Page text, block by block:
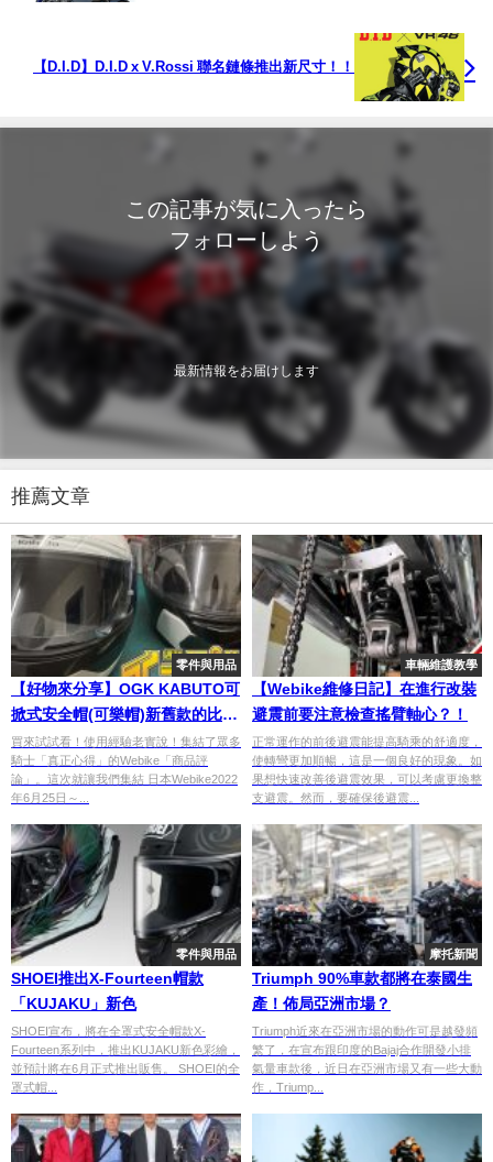
【D.I.D】D.I.D x V.Rossi 聯名鏈條推出新尺寸！！
この記事が気に入ったら
フォローしよう
最新情報をお届けします
推薦文章
零件與用品
【好物來分享】OGK KABUTO可
掀式安全帽(可樂帽)新舊款的比
較！
買來試試看！使用經驗老實說！集結了眾多
騎士「真正心得」的Webike「商品評
論」。這次就讓我們集結 日本Webike2022
年6月25日～...
車輛維護教學
【Webike維修日記】在進行改裝
避震前要注意檢查搖臂軸心？！
正常運作的前後避震能提高騎乘的舒適度，
使轉彎更加順暢，這是一個良好的現象。如
果想快速改善後避震效果，可以考慮更換整
支避震。然而，要確保後避震...
零件與用品
SHOEI推出X-Fourteen帽款
「KUJAKU」新色
SHOEI宣布，將在全罩式安全帽款X-
Fourteen系列中，推出KUJAKU新色彩繪，
並預計將在6月正式推出販售。 SHOEI的全
罩式帽...
摩托新聞
Triumph 90%車款都將在泰國生
產！佈局亞洲市場？
Triumph近來在亞洲市場的動作可是越發頻
繁了，在宣布跟印度的Bajaj合作開發小排
氣量車款後，近日在亞洲市場又有一些大動
作，Triump...